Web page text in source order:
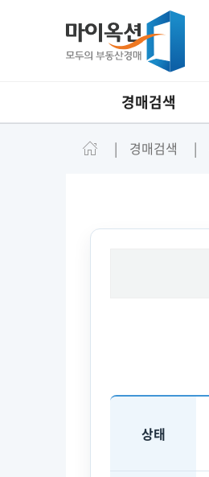
경매검색
경매검색
상태